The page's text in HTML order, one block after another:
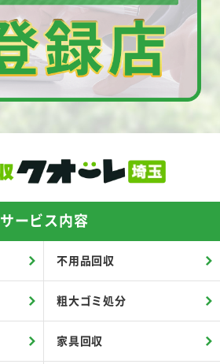
サービス内容
不用品回収
粗大ゴミ処分
家具回収